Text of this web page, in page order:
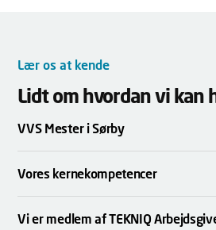
Lær os at kende
Lidt om hvordan vi kan
VVS Mester i Sørby
Vores kernekompetencer
Vi er medlem af TEKNIQ